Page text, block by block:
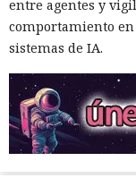
entre agentes y
comportamiento en
sistemas de IA.